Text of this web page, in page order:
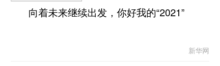
向着未来继续出发，你好我的“2021”
新华网